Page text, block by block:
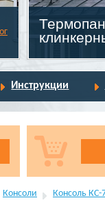
Инструкции
Консоли Консоль КС-